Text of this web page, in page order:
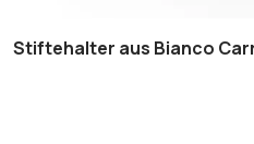
Stiftehalter aus Bianco